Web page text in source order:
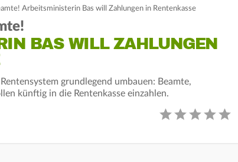
Arbeitsministerin Bas will Zahlungen in Rentenkasse
BAS WILL ZAHLUNGEN
grundlegend umbauen: Beamte,
künftig in die Rentenkasse einzahlen.